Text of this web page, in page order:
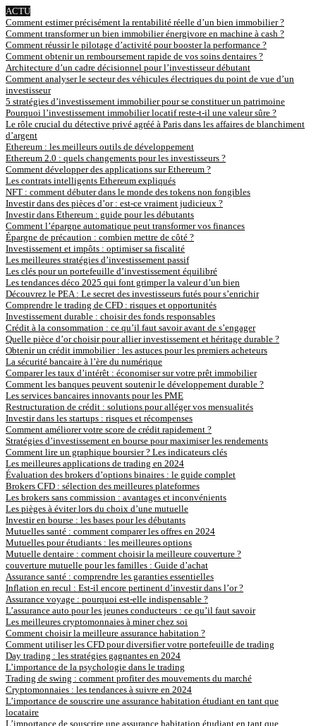
ACTU
Comment estimer précisément la rentabilité réelle d’un bien immobilier ?
Comment transformer un bien immobilier énergivore en machine à cash ?
Comment réussir le pilotage d’activité pour booster la performance ?
Comment obtenir un remboursement rapide de vos soins dentaires ?
Architecture d’un cadre décisionnel pour l’investisseur débutant
Comment analyser le secteur des véhicules électriques du point de vue d’un
investisseur
5 stratégies d’investissement immobilier pour se constituer un patrimoine
Pourquoi l’investissement immobilier locatif reste-t-il une valeur sûre ?
Le rôle crucial du détective privé agréé à Paris dans les affaires de blanchiment
d’argent
Ethereum : les meilleurs outils de développement
Ethereum 2.0 : quels changements pour les investisseurs ?
Comment développer des applications sur Ethereum ?
Les contrats intelligents Ethereum expliqués
NFT : comment débuter dans le monde des tokens non fongibles
Investir dans des pièces d’or : est-ce vraiment judicieux ?
Investir dans Ethereum : guide pour les débutants
Comment l’épargne automatique peut transformer vos finances
Épargne de précaution : combien mettre de côté ?
Investissement et impôts : optimiser sa fiscalité
Les meilleures stratégies d’investissement passif
Les clés pour un portefeuille d’investissement équilibré
Les tendances déco 2025 qui font grimper la valeur d’un bien
Découvrez le PEA : Le secret des investisseurs futés pour s’enrichir
Comprendre le trading de CFD : risques et opportunités
Investissement durable : choisir des fonds responsables
Crédit à la consommation : ce qu’il faut savoir avant de s’engager
Quelle pièce d’or choisir pour allier investissement et héritage durable ?
Obtenir un crédit immobilier : les astuces pour les premiers acheteurs
La sécurité bancaire à l’ère du numérique
Comparer les taux d’intérêt : économiser sur votre prêt immobilier
Comment les banques peuvent soutenir le développement durable ?
Les services bancaires innovants pour les PME
Restructuration de crédit : solutions pour alléger vos mensualités
Investir dans les startups : risques et récompenses
Comment améliorer votre score de crédit rapidement ?
Stratégies d’investissement en bourse pour maximiser les rendements
Comment lire un graphique boursier ? Les indicateurs clés
Les meilleures applications de trading en 2024
Évaluation des brokers d’options binaires : le guide complet
Brokers CFD : sélection des meilleures plateformes
Les brokers sans commission : avantages et inconvénients
Les pièges à éviter lors du choix d’une mutuelle
Investir en bourse : les bases pour les débutants
Mutuelles santé : comment comparer les offres en 2024
Mutuelles pour étudiants : les meilleures options
Mutuelle dentaire : comment choisir la meilleure couverture ?
couverture mutuelle pour les familles : Guide d’achat
Assurance santé : comprendre les garanties essentielles
Inflation en recul : Est-il encore pertinent d’investir dans l’or ?
Assurance voyage : pourquoi est-elle indispensable ?
L’assurance auto pour les jeunes conducteurs : ce qu’il faut savoir
Les meilleures cryptomonnaies à miner chez soi
Comment choisir la meilleure assurance habitation ?
Comment utiliser les CFD pour diversifier votre portefeuille de trading
Day trading : les stratégies gagnantes en 2024
L’importance de la psychologie dans le trading
Trading de swing : comment profiter des mouvements du marché
Cryptomonnaies : les tendances à suivre en 2024
L’importance de souscrire une assurance habitation étudiant en tant que
locataire
L’importance de souscrire une assurance habitation étudiant en tant que